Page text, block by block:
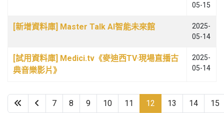
05-15
[新增資料庫] Master Talk AI智能未來館
2025-
05-14
[試用資料庫] Medici.tv《麥迪西TV‧現場直播古
典音樂影片》
2025-
05-14
第 12 頁，共 65 頁
7 8 9 10 11 12 13 14 15